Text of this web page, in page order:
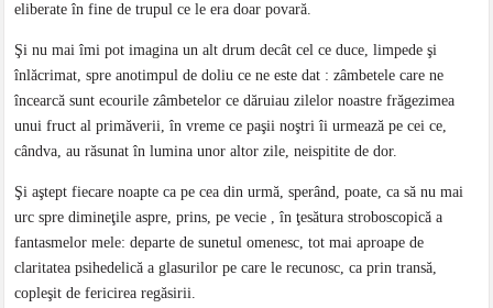
eliberate în fine de trupul ce le era doar povară.
Şi nu mai îmi pot imagina un alt drum decât cel ce duce, limpede şi
înlăcrimat, spre anotimpul de doliu ce ne este dat : zâmbetele care ne
încearcă sunt ecourile zâmbetelor ce dăruiau zilelor noastre frăgezimea
unui fruct al primăverii, în vreme ce paşii noştri îi urmează pe cei ce,
cândva, au răsunat în lumina unor altor zile, neispitite de dor.
Şi aştept fiecare noapte ca pe cea din urmă, sperând, poate, ca să nu mai
urc spre dimineţile aspre, prins, pe vecie , în ţesătura stroboscopică a
fantasmelor mele: departe de sunetul omenesc, tot mai aproape de
claritatea psihedelică a glasurilor pe care le recunosc, ca prin transă,
copleşit de fericirea regăsirii.